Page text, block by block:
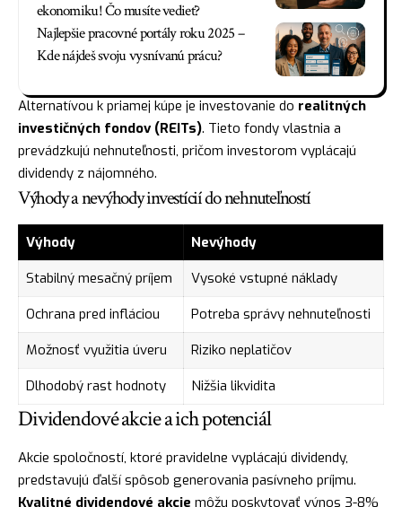
ekonomiku! Čo musíte vedieť?
Najlepšie pracovné portály roku 2025 –
Kde nájdeš svoju vysnívanú prácu?
Alternatívou k priamej kúpe je investovanie do realitných
investičných fondov (REITs). Tieto fondy vlastnia a
prevádzkujú nehnuteľnosti, pričom investorom vyplácajú
dividendy z nájomného.
Výhody a nevýhody investícií do nehnuteľností
Výhody
Nevýhody
Stabilný mesačný príjem
Vysoké vstupné náklady
Ochrana pred infláciou
Potreba správy nehnuteľnosti
Možnosť využitia úveru
Riziko neplatičov
Dlhodobý rast hodnoty
Nižšia likvidita
Dividendové akcie a ich potenciál
Akcie spoločností, ktoré pravidelne vyplácajú dividendy,
predstavujú ďalší spôsob generovania pasívneho príjmu.
Kvalitné dividendové akcie môžu poskytovať výnos 3-8%